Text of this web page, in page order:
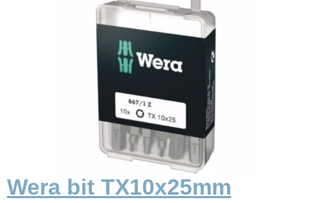
Wera bit TX10x25mm